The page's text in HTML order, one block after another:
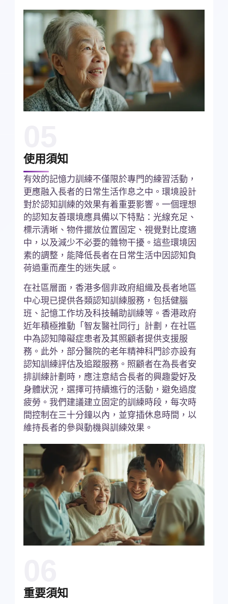
使用須知
有效的記憶力訓練不僅限於專門的練習活動，
更應融入長者的日常生活作息之中。環境設計
對於認知訓練的效果有着重要影響。一個理想
的認知友善環境應具備以下特點：光線充足、
標示清晰、物件擺放位置固定、視覺對比度適
中，以及減少不必要的雜物干擾。這些環境因
素的調整，能降低長者在日常生活中因認知負
荷過重而產生的迷失感。
在社區層面，香港多個非政府組織及長者地區
中心現已提供各類認知訓練服務，包括健腦
班、記憶工作坊及科技輔助訓練等。香港政府
近年積極推動「智友醫社同行」計劃，在社區
中為認知障礙症患者及其照顧者提供支援服
務。此外，部分醫院的老年精神科門診亦設有
認知訓練評估及追蹤服務。照顧者在為長者安
排訓練計劃時，應注意結合長者的興趣愛好及
身體狀況，選擇可持續進行的活動，避免過度
疲勞。我們建議建立固定的訓練時段，每次時
間控制在三十分鐘以內，並穿插休息時間，以
維持長者的參與動機與訓練效果。
重要須知